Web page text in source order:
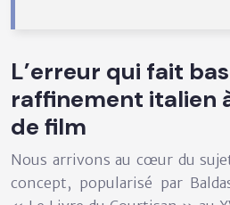
L’erreur qui fait
raffinement italien
de film
Nous arrivons au cœur du
concept, popularisé par